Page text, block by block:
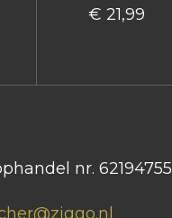
€ 21,99
nr. 62194755